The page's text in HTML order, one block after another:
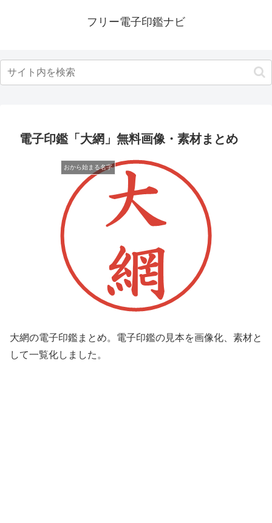
フリー電子印鑑ナビ
電子印鑑「大網」無料画像・素材まとめ
おから始まる名字
大網の電子印鑑まとめ。電子印鑑の見本を画像化、素材と
して一覧化しました。